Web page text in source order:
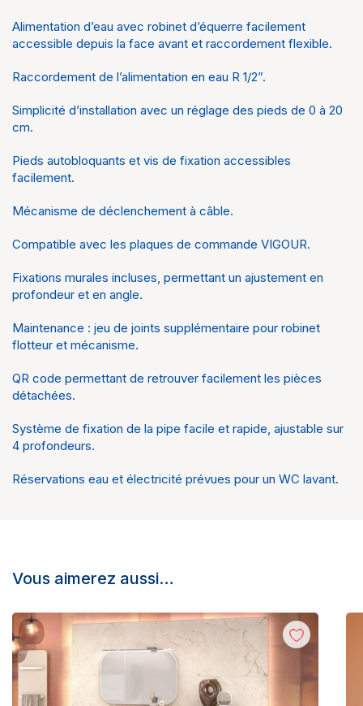
Alimentation d’eau avec robinet d’équerre facilement
accessible depuis la face avant et raccordement flexible.
Raccordement de l’alimentation en eau R 1/2”.
Simplicité d’installation avec un réglage des pieds de 0 à 20
cm.
Pieds autobloquants et vis de fixation accessibles
facilement.
Mécanisme de déclenchement à câble.
Compatible avec les plaques de commande VIGOUR.
Fixations murales incluses, permettant un ajustement en
profondeur et en angle.
Maintenance : jeu de joints supplémentaire pour robinet
flotteur et mécanisme.
QR code permettant de retrouver facilement les pièces
détachées.
Système de fixation de la pipe facile et rapide, ajustable sur
4 profondeurs.
Réservations eau et électricité prévues pour un WC lavant.
Vous aimerez aussi…